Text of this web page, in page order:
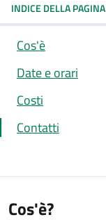
INDICE DELLA PAGINA
Cos'è
Date e orari
Costi
Contatti
Cos'è?